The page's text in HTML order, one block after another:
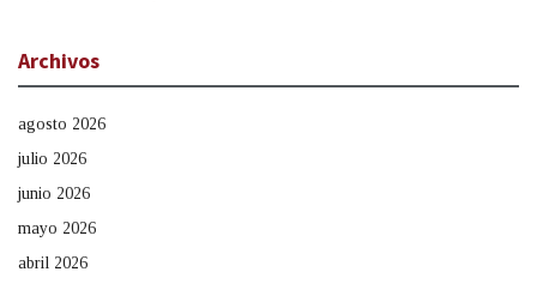
Archivos
agosto 2026
julio 2026
junio 2026
mayo 2026
abril 2026